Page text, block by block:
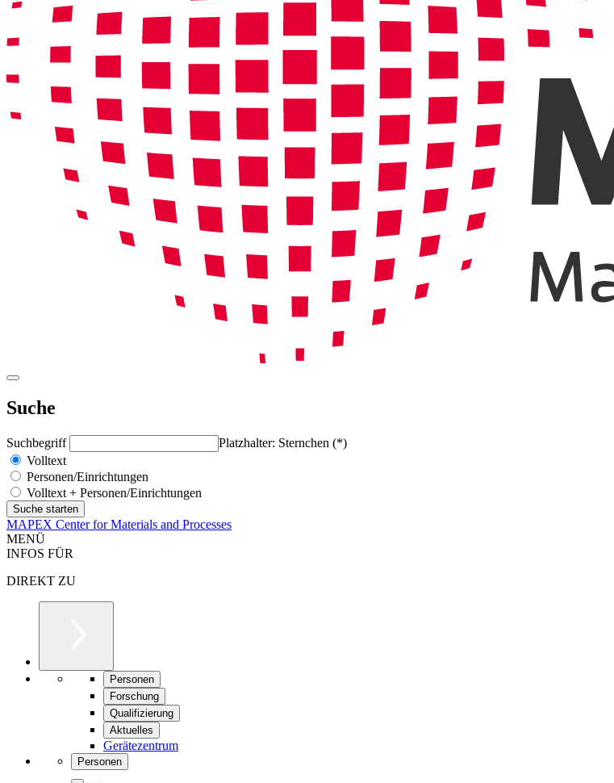
Suche
Suchbegriff
Platzhalter: Sternchen (*)
Volltext
Personen/Einrichtungen
Volltext + Personen/Einrichtungen
MAPEX Center for Materials and Processes
MENÜ
INFOS FÜR
DIREKT ZU
Personen
Forschung
Qualifizierung
Aktuelles
Gerätezentrum
Personen